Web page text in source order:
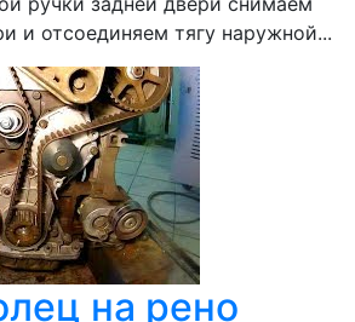
и отсоединяем тягу наружной...
на рено